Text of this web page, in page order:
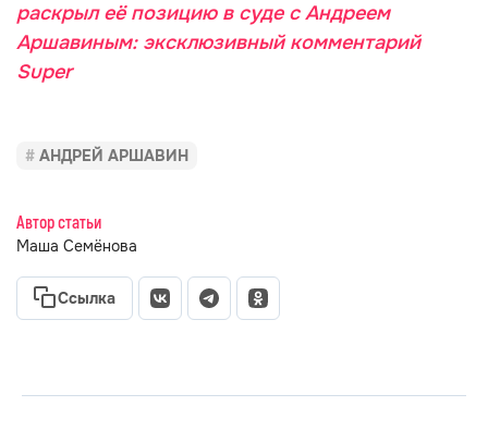
раскрыл её позицию в суде с Андреем
Аршавиным: эксклюзивный комментарий
Super
АНДРЕЙ АРШАВИН
Автор статьи
Маша Семёнова
Ссылка